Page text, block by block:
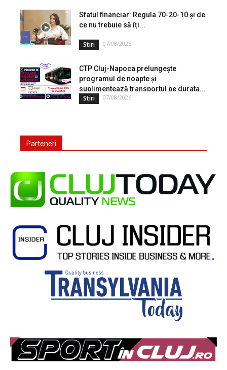
Sfatul financiar: Regula 70-20-10 și de
ce nu trebuie să îți...
Stiri 07/08/2026
CTP Cluj-Napoca prelungește
programul de noapte și
suplimentează transportul pe durata...
Stiri 07/08/2026
Parteneri